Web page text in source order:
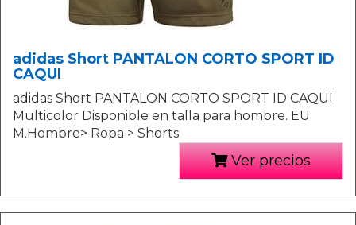
adidas Short PANTALON CORTO SPORT ID
CAQUI
adidas Short PANTALON CORTO SPORT ID CAQUI
Multicolor Disponible en talla para hombre. EU
M.Hombre> Ropa > Shorts
Ver precios